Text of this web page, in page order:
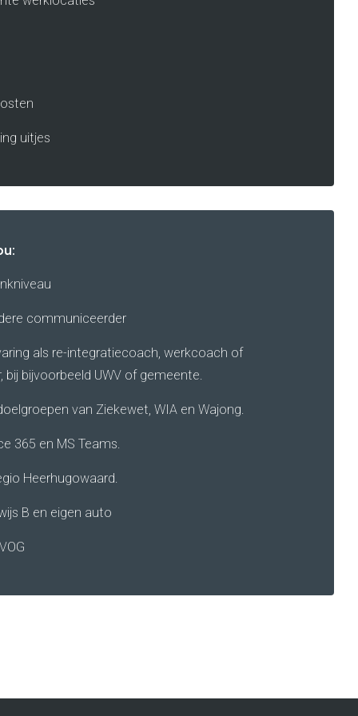
uitjes
communiceerder
als re-integratiecoach, werkcoach of
bij bijvoorbeeld UWV of gemeente.
van Ziekewet, WIA en Wajong.
365 en MS Teams.
Heerhugowaard.
B en eigen auto